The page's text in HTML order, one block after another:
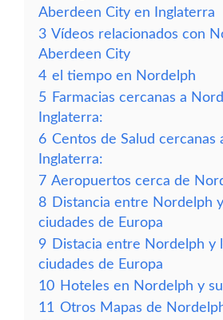
Aberdeen City en Inglaterra
3 Vídeos relacionados con
Aberdeen City
4 el tiempo en Nordelph
5 Farmacias cercanas a
Inglaterra:
6 Centos de Salud cercanas
Inglaterra:
7 Aeropuertos cerca de
8 Distancia entre Nordelph
ciudades de Europa
9 Distacia entre Nordelph y
ciudades de Europa
10 Hoteles en Nordelph y
11 Otros Mapas de